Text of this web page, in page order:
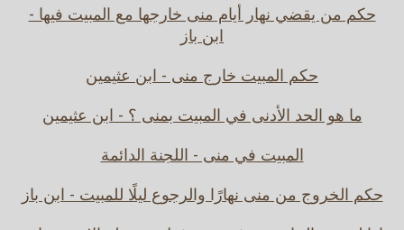
حكم من يقضي نهار أيام منى خارجها مع المبيت فيها -
ابن باز
حكم المبيت خارج منى - ابن عثيمين
ما هو الحد الأدنى في المبيت بمنى ؟ - ابن عثيمين
المبيت في منى - اللجنة الدائمة
حكم الخروج من منى نهارًا والرجوع ليلًا للمبيت - ابن باز